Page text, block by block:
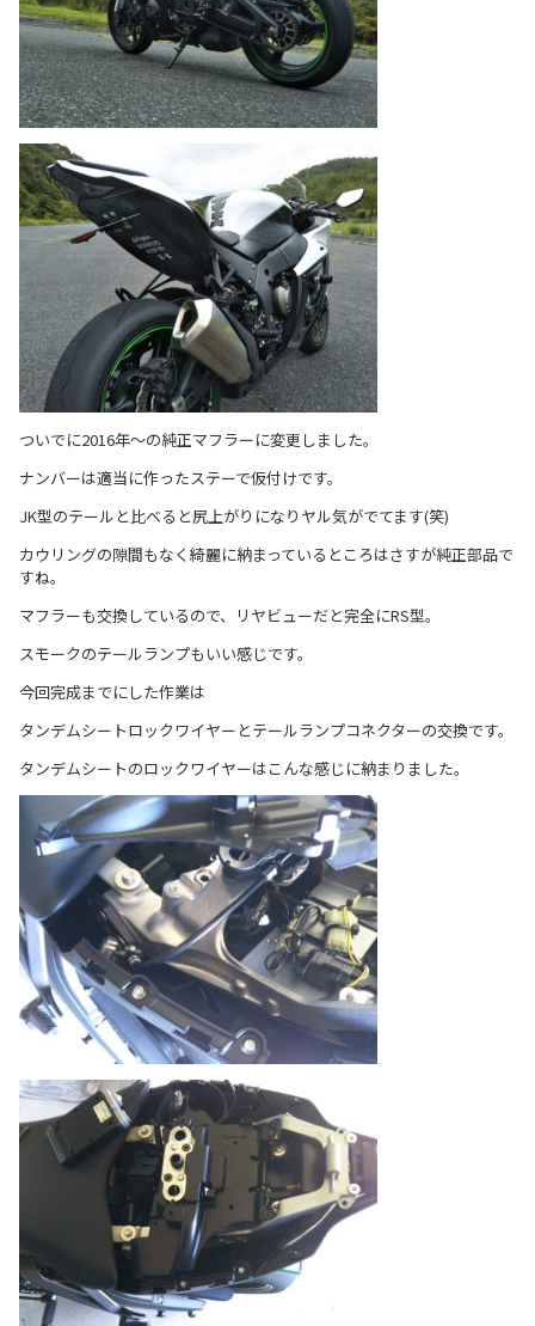
ついでに2016年～の純正マフラーに変更しました。
ナンバーは適当に作ったステーで仮付けです。
JK型のテールと比べると尻上がりになりヤル気がでてます(笑)
カウリングの隙間もなく綺麗に納まっているところはさすが純正部品で
すね。
マフラーも交換しているので、リヤビューだと完全にRS型。
スモークのテールランプもいい感じです。
今回完成までにした作業は
タンデムシートロックワイヤーとテールランプコネクターの交換です。
タンデムシートのロックワイヤーはこんな感じに納まりました。